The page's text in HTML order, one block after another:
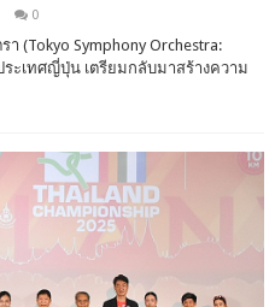
0
(Tokyo Symphony Orchestra:
ะเทศญี่ปุ่น เตรียมกลับมาสร้างความ